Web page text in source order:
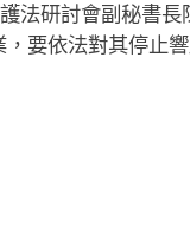
法研討會副秘書
要依法對其停止